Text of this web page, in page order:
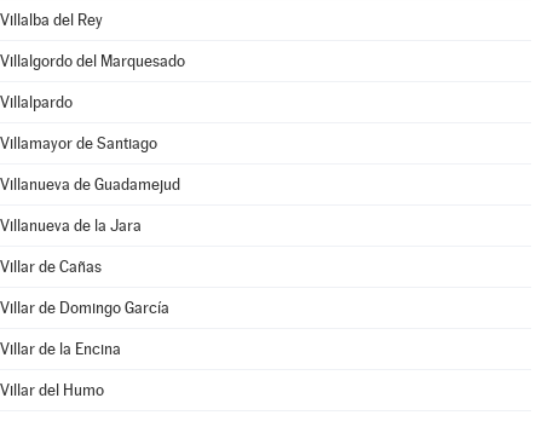
Villalba del Rey
Villalgordo del Marquesado
Villalpardo
Villamayor de Santiago
Villanueva de Guadamejud
Villanueva de la Jara
Villar de Cañas
Villar de Domingo García
Villar de la Encina
Villar del Humo